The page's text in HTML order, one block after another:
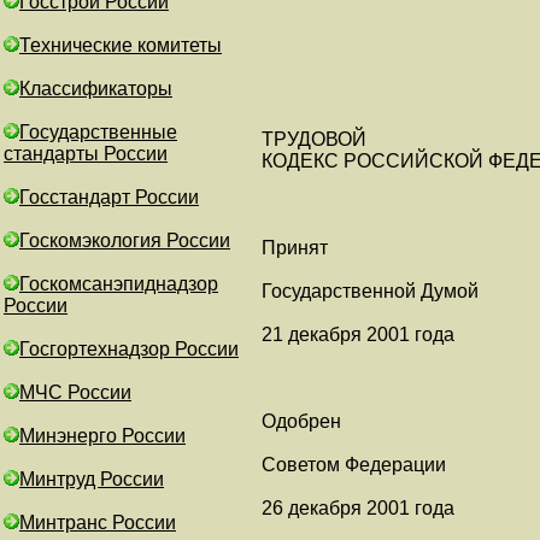
Технические комитеты
Классификаторы
Государственные
стандарты России
Госстандарт России
Госкомэкология России
Госкомсанэпиднадзор
России
Госгортехнадзор России
МЧС России
Минэнерго России
Минтруд России
Минтранс России
ТРУДОВОЙ
КОДЕКС РОССИЙСКОЙ
Принят
Государственной Думой
21 декабря 2001 года
Одобрен
Советом Федерации
26 декабря 2001 года